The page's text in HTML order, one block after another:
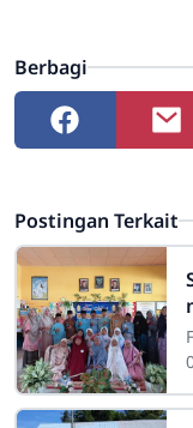
Berbagi
Postingan Terkait